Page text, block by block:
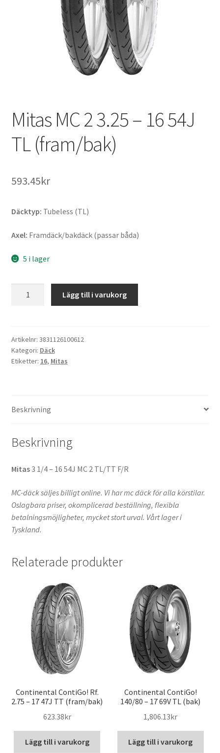
Mitas MC 2 3.25 – 16 54J
TL (fram/bak)
593.45kr
Däcktyp: Tubeless (TL)
Axel: Framdäck/bakdäck (passar båda)
5 i lager
-
16
54J
Lägg till i varukorg
Artikelnr: 3831126100612
Kategori: Däck
Etiketter: 16, Mitas
Beskrivning
Beskrivning
Mitas3 1/4 – 16 54J MC 2 TL/TT F/R
MC-däck säljes billigt online. Vi har mc däck för alla körstilar.
Oslagbara priser, okomplicerad beställning, flexibla
betalningsmöjligheter, mycket stort urval. Vårt lager i
Tyskland.
Relaterade produkter
Continental ContiGo! Rf.
2.75 – 17 47J TT (fram/bak)
623.38kr
Lägg till i varukorg
Continental ContiGo!
140/80 – 17 69V TL (bak)
1,806.13kr
Lägg till i varukorg